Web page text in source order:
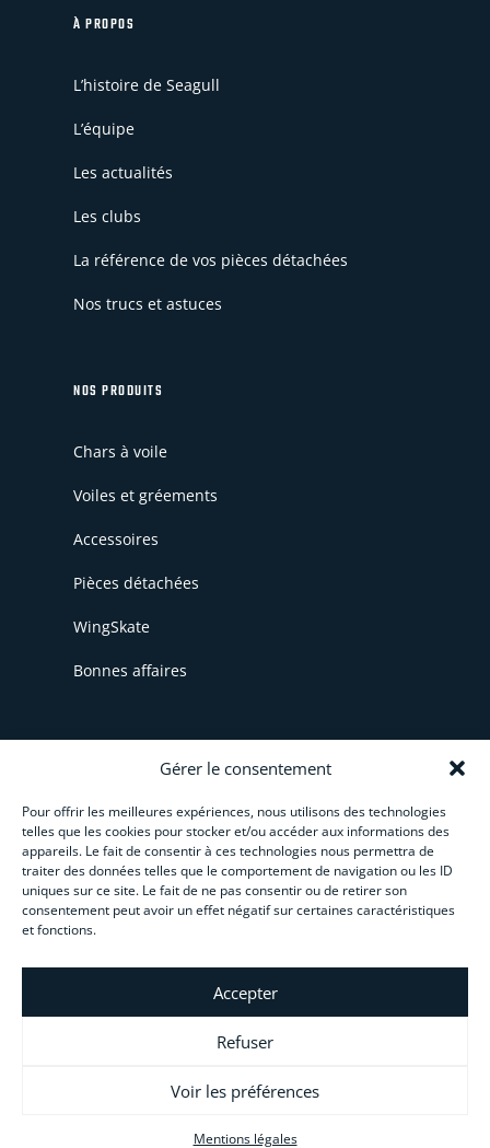
Gérer le consentement
Pour offrir les meilleures expériences, nous utilisons des technologies
telles que les cookies pour stocker et/ou accéder aux informations des
appareils. Le fait de consentir à ces technologies nous permettra de
traiter des données telles que le comportement de navigation ou les ID
uniques sur ce site. Le fait de ne pas consentir ou de retirer son
consentement peut avoir un effet négatif sur certaines caractéristiques
et fonctions.
Accepter
Refuser
Voir les préférences
Mentions légales
À PROPOS
L’histoire de Seagull
L’équipe
Les actualités
Les clubs
La référence de vos pièces détachées
Nos trucs et astuces
NOS PRODUITS
Chars à voile
Voiles et gréements
Accessoires
Pièces détachées
WingSkate
Bonnes affaires
INFORMATIONS
CGV
Livraison et paiement
Paiement en plusieurs fois
Guide pratique du char à voile
Gestion des cookies Mentions légales